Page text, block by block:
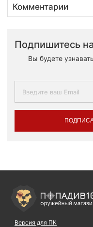
Комментарии
Подпишитесь
Вы будете
Версия для ПК